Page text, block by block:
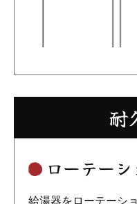
耐
ローテー
給湯器をローテーシ